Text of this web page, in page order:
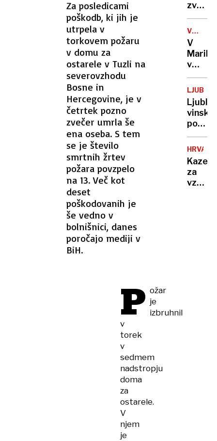
Za posledicami
poškodb, ki jih je
utrpela v
torkovem požaru
v domu za
ostarele v Tuzli na
severovzhodu
Bosne in
Hercegovine, je v
četrtek pozno
zvečer umrla še
ena oseba. S tem
se je število
smrtnih žrtev
požara povzpelo
na 13. Več kot
deset
poškodovanih je
še vedno v
bolnišnici, danes
poročajo mediji v
BiH.
P ožar
je
izbruhnil
v
torek
v
sedmem
nadstropju
doma
za
ostarele.
V
njem
je
tudi
zvočni
ki iz
igre
izvabi
tudi
žalost
VZROK
NI
ZNAN
V
v
požaru
dve
škoda
v
višini
evrov
vinska
pot:
vina,
in
v
Kazen
za